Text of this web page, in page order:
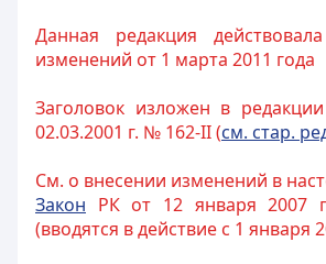
Данная редакция
изменений от 1 марта 2011 года
Заголовок изложен в редакции
02.03.2001 г. № 162-II (см. стар.
См. о внесении изменений в
Закон РК от 12 января 2007
(вводятся в действие с 1 января